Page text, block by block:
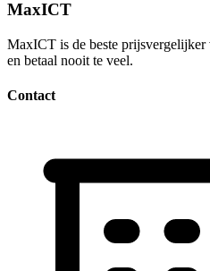
MaxICT
MaxICT is de beste
en betaal nooit te veel.
Contact